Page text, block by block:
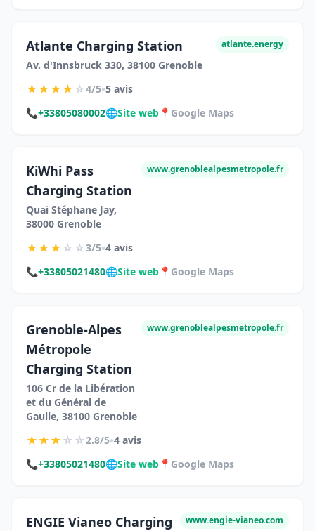
Atlante Charging Station
Av. d'Innsbruck 330, 38100 Grenoble
atlante.energy
★★★★☆4/5•5 avis
📞+33805080002🌐Site web 📍 Google Maps
KiWhi Pass
Charging Station
Quai Stéphane Jay,
38000 Grenoble
www.grenoblealpesmetropole.fr
★★★☆☆3/5•4 avis
📞+33805021480🌐Site web 📍 Google Maps
Grenoble-Alpes
Métropole
Charging Station
106 Cr de la Libération
et du Général de
Gaulle, 38100 Grenoble
www.grenoblealpesmetropole.fr
★★★☆☆2.8/5•4 avis
📞+33805021480🌐Site web 📍 Google Maps
ENGIE Vianeo Charging
www.engie-vianeo.com